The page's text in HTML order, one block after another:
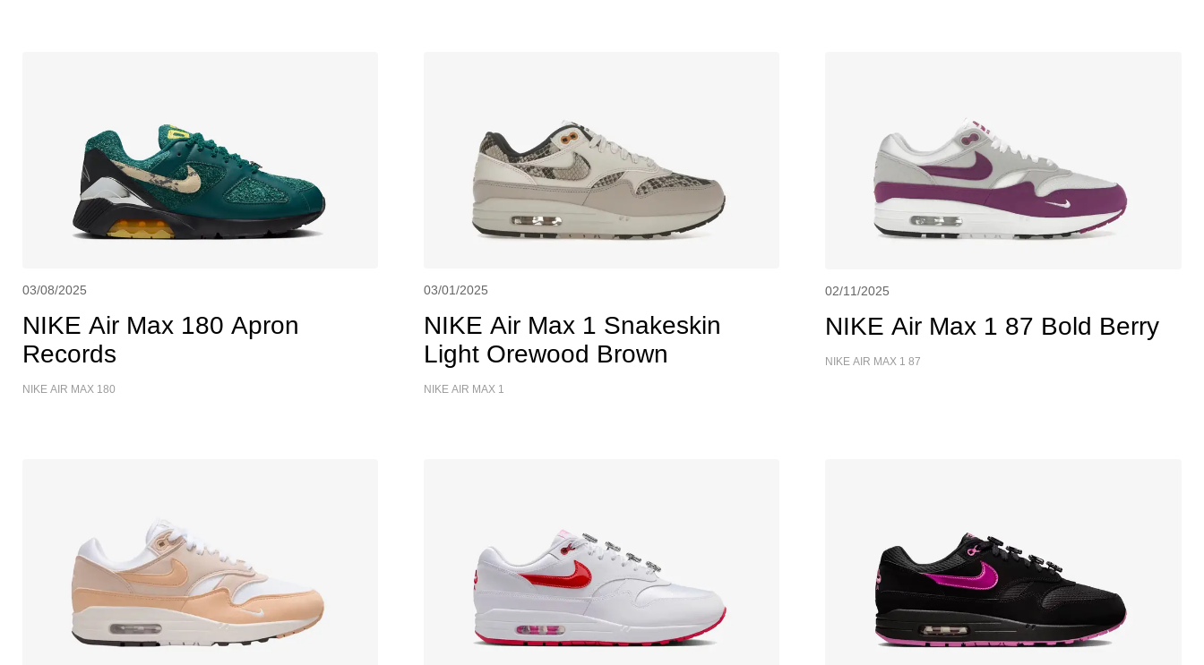
03/08/2025
NIKE Air Max 180 Apron
Records
NIKE AIR MAX 180
03/01/2025
NIKE Air Max 1 Snakeskin
Light Orewood Brown
NIKE AIR MAX 1
02/11/2025
NIKE Air Max 1 87 Bold Berry
NIKE AIR MAX 1 87